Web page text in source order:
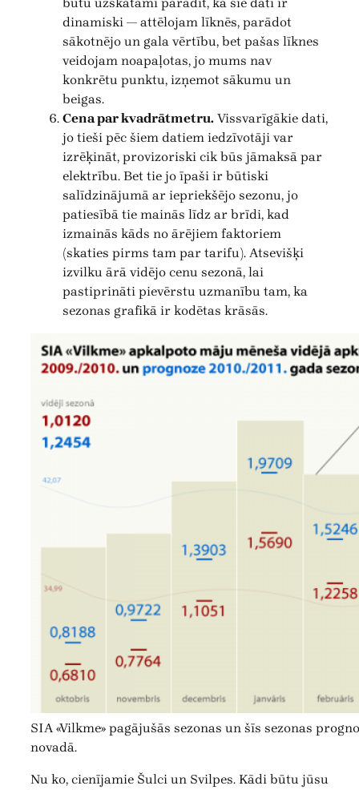
dinamiski — attēlojam līknēs, parādot
sākotnējo un gala vērtību, bet pašas līknes
veidojam noapaļotas, jo mums nav
konkrētu punktu, izņemot sākumu un
beigas.
Cena par kvadrātmetru. Vissvarīgākie dati,
jo tieši pēc šiem datiem iedzīvotāji var
izrēķināt, provizoriski cik būs jāmaksā par
elektrību. Bet tie jo īpaši ir būtiski
salīdzinājumā ar iepriekšējo sezonu, jo
patiesībā tie mainās līdz ar brīdi, kad
izmainās kāds no ārējiem faktoriem
(skaties pirms tam par tarifu). Atsevišķi
izvilku ārā vidējo cenu sezonā, lai
pastiprināti pievērstu uzmanību tam, ka
sezonas grafikā ir kodētas krāsās.
SIA «Vilkme» pagājušās sezonas un šīs sezonas
novadā.
Nu ko, cienījamie Šulci un Svilpes. Kādi būtu jūsu